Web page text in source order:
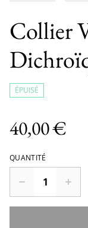
Collier
ÉPUISÉ
40,00 €
QUANTITÉ